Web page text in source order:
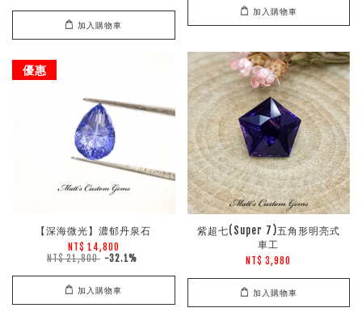
加入購物車
加入購物車
優惠
【深海微光】濃郁丹泉石
NT$ 14,800
NT$ 21,800 -32.1%
加入購物車
紫超七(Super 7)五角形明亮式
車工
NT$ 3,980
加入購物車